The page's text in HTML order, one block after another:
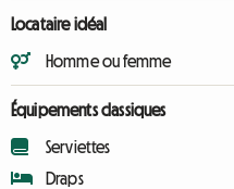
Locataire idéal
Homme ou femme
Équipements classiques
Serviettes
Draps